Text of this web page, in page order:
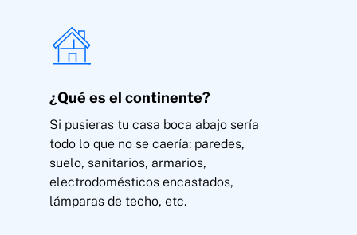
Rotura de cristales, lunas, espejos, mármoles,
elementos sanitarios y vitrocerámicas
¿Qué es el continente?
Si pusieras tu casa boca abajo sería
todo lo que no se caería: paredes,
suelo, sanitarios, armarios,
electrodomésticos encastados,
lámparas de techo, etc.